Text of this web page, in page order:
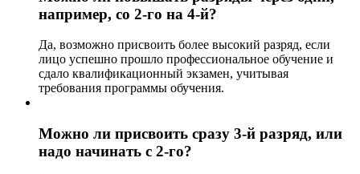
например, со 2-го на 4-й?
Да, возможно присвоить более высокий разряд, если
лицо успешно прошло профессиональное обучение и
сдало квалификационный экзамен, учитывая
требования программы обучения.
Можно ли присвоить сразу 3-й разряд, или
надо начинать с 2-го?